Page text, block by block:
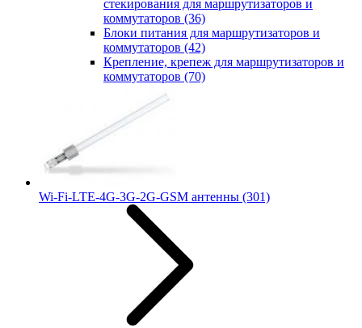
стекирования для маршрутизаторов и
коммутаторов (36)
Блоки питания для маршрутизаторов и
коммутаторов (42)
Крепление, крепеж для маршрутизаторов и
коммутаторов (70)
Wi-Fi-LTE-4G-3G-2G-GSM антенны (301)